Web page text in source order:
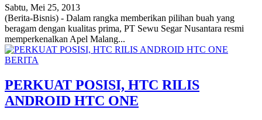
Sabtu, Mei 25, 2013
(Berita-Bisnis) - Dalam rangka memberikan pilihan buah yang
beragam dengan kualitas prima, PT Sewu Segar Nusantara resmi
memperkenalkan Apel Malang...
BERITA
PERKUAT POSISI, HTC RILIS
ANDROID HTC ONE